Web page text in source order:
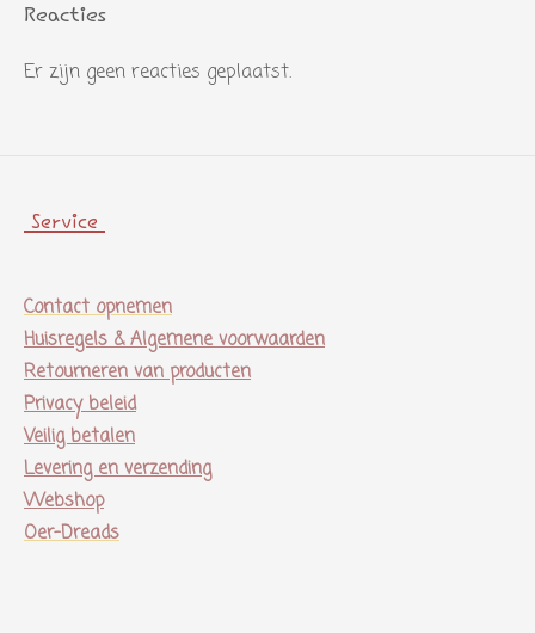
Reacties
Er zijn geen reacties geplaatst.
Service
Contact opnemen
Huisregels & Algemene voorwaarden
Retourneren van producten
Privacy beleid
Veilig betalen
Levering en verzending
Webshop
Oer-Dreads